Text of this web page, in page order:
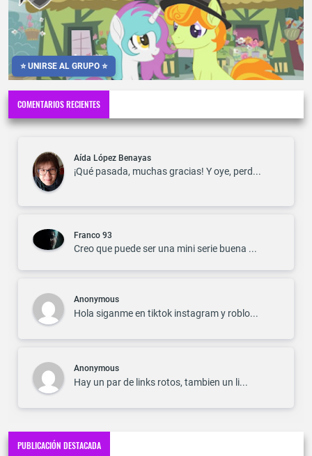
⭐ UNIRSE AL GRUPO ⭐
COMENTARIOS RECIENTES
Aída López Benayas
¡Qué pasada, muchas gracias! Y oye, perd...
Franco 93
Creo que puede ser una mini serie buena ...
Anonymous
Hola siganme en tiktok instagram y roblo...
Anonymous
Hay un par de links rotos, tambien un li...
PUBLICACIÓN DESTACADA